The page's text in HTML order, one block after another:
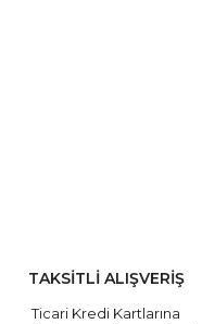
TAKSİTLİ ALIŞVERİŞ
Ticari Kredi Kartlarına